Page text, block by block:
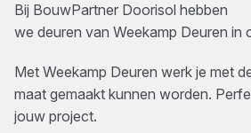
Bij BouwPartner Doorisol hebben
we deuren van Weekamp Deuren in
Met Weekamp Deuren werk je met
maat gemaakt kunnen worden.
jouw project.